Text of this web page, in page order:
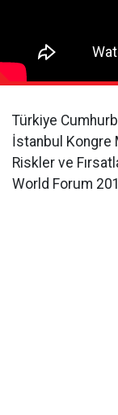
Türkiye
İstanbul Kongre
Riskler ve
World Forum